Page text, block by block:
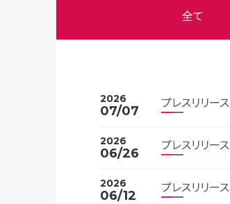
全て
2026
07/07
プレスリリース
2026
06/26
プレスリリース
2026
06/12
プレスリリース